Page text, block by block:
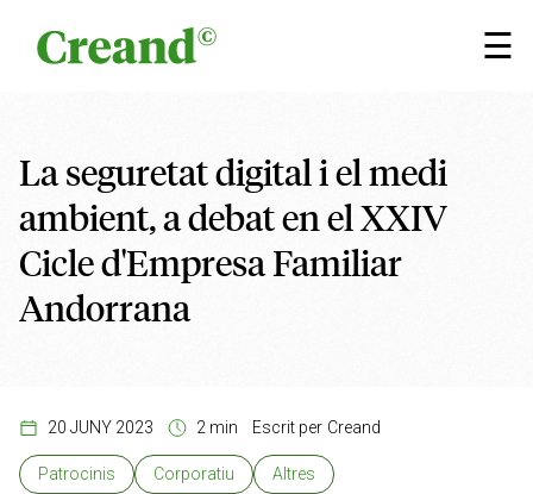
☰
×
La seguretat digital i el medi
ambient, a debat en el XXIV
Cicle d'Empresa Familiar
Andorrana
20 JUNY 2023 2 min Escrit per Creand
Patrocinis Corporatiu Altres